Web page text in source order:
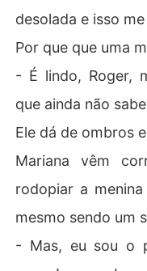
desolada e isso
Por que que uma
- É lindo, Roger,
que ainda não
Ele dá de ombros
Mariana vêm
rodopiar a
mesmo sendo um
- Mas, eu sou o